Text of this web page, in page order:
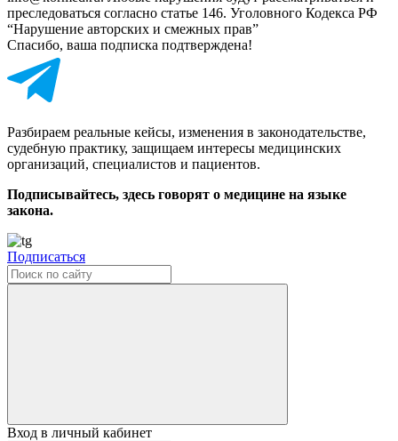
преследоваться согласно статье 146. Уголовного Кодекса РФ
“Нарушение авторских и смежных прав”
Спасибо, ваша подписка подтверждена!
Разбираем реальные кейсы, изменения в законодательстве,
судебную практику, защищаем интересы медицинских
организаций, специалистов и пациентов.
Подписывайтесь, здесь говорят о медицине на языке
закона.
Подписаться
Вход в личный кабинет